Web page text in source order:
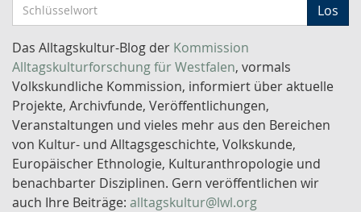
c
h
l
ü
s
s
e
l
w
o
Los
Das Alltagskultur-Blog der Kommission
Alltagskulturforschung für Westfalen, vormals
Volkskundliche Kommission, informiert über aktuelle
Projekte, Archivfunde, Veröffentlichungen,
Veranstaltungen und vieles mehr aus den Bereichen
von Kultur- und Alltagsgeschichte, Volkskunde,
Europäischer Ethnologie, Kulturanthropologie und
benachbarter Disziplinen. Gern veröffentlichen wir
auch Ihre Beiträge: alltagskultur@lwl.org